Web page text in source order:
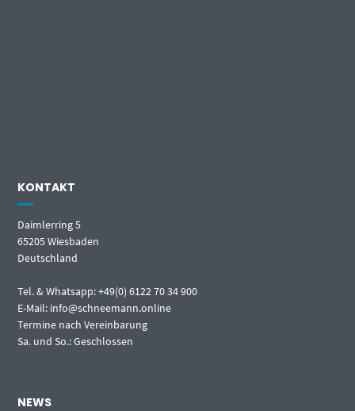
KONTAKT
Daimlerring 5
65205 Wiesbaden
Deutschland
Tel. & Whatsapp: +49(0) 6122 70 34 900
E-Mail: info@schneemann.online
Termine nach Vereinbarung
Sa. und So.: Geschlossen
NEWS